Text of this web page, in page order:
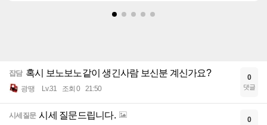
잡담 혹시 보노보노같이 생긴사람 보신분 계신가요?
광땡 Lv.31 조회 0 21:50
0
댓글
시세질문 시세 질문드립니다. 0